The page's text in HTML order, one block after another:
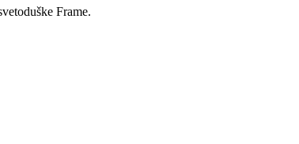
Frame.